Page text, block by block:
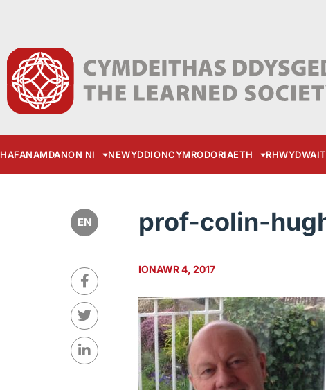
HAFANAMDANON NI NEWYDDIONCYMRODORIAETH
EN prof-colin-
IONAWR 4, 2017